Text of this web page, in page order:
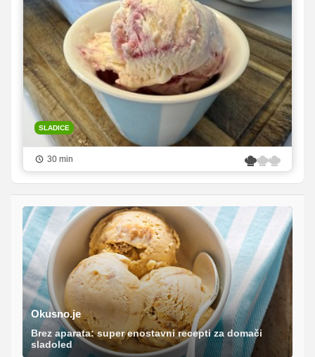
SLADICE
30 min
Okusno.je
Brez aparata: super enostavni recepti za domači
sladoled